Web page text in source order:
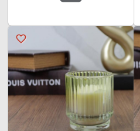
favorite_border